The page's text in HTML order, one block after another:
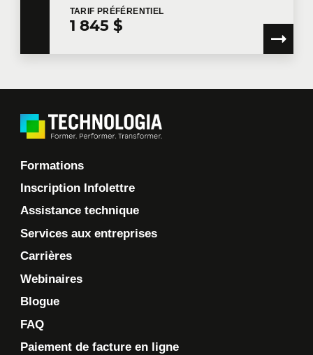
TARIF PRÉFÉRENTIEL
1 845 $
Formations
Inscription Infolettre
Assistance technique
Services aux entreprises
Carrières
Webinaires
Blogue
FAQ
Paiement de facture en ligne